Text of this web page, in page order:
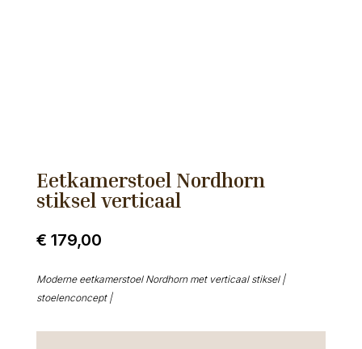
Eetkamerstoel Nordhorn
stiksel verticaal
€ 179,00
Moderne eetkamerstoel Nordhorn met verticaal stiksel |
stoelenconcept |